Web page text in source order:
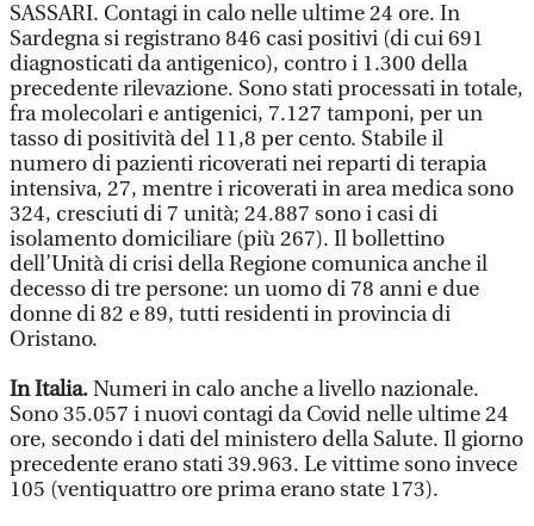
SASSARI. Contagi in calo nelle ultime 24 ore. In
Sardegna si registrano 846 casi positivi (di cui 691
diagnosticati da antigenico), contro i 1.300 della
precedente rilevazione. Sono stati processati in totale,
fra molecolari e antigenici, 7.127 tamponi, per un
tasso di positività del 11,8 per cento. Stabile il
numero di pazienti ricoverati nei reparti di terapia
intensiva, 27, mentre i ricoverati in area medica sono
324, cresciuti di 7 unità; 24.887 sono i casi di
isolamento domiciliare (più 267). Il bollettino
dell’Unità di crisi della Regione comunica anche il
decesso di tre persone: un uomo di 78 anni e due
donne di 82 e 89, tutti residenti in provincia di
Oristano.
In Italia.Numeri in calo anche a livello nazionale.
Sono 35.057 i nuovi contagi da Covid nelle ultime 24
ore, secondo i dati del ministero della Salute. Il giorno
precedente erano stati 39.963. Le vittime sono invece
105 (ventiquattro ore prima erano state 173).